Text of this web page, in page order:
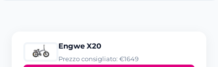
Engwe X20
Prezzo consigliato: €1649